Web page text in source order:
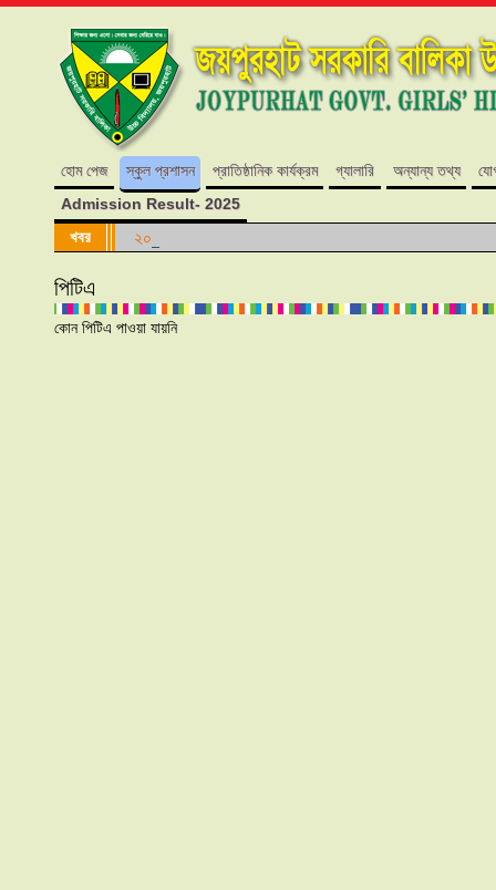
হোম পেজ স্কুল প্রশাসন প্রাতিষ্ঠানিক কার্যক্রম গ্যালারি অন্যান্য তথ্য
Admission Result- 2025
খবর
২০২৪ শিক্ষাবর্ষে কোন শ্রেণিতে কোন আসন ফাঁকা নেই।
পিটিএ
কোন পিটিএ পাওয়া যায়নি